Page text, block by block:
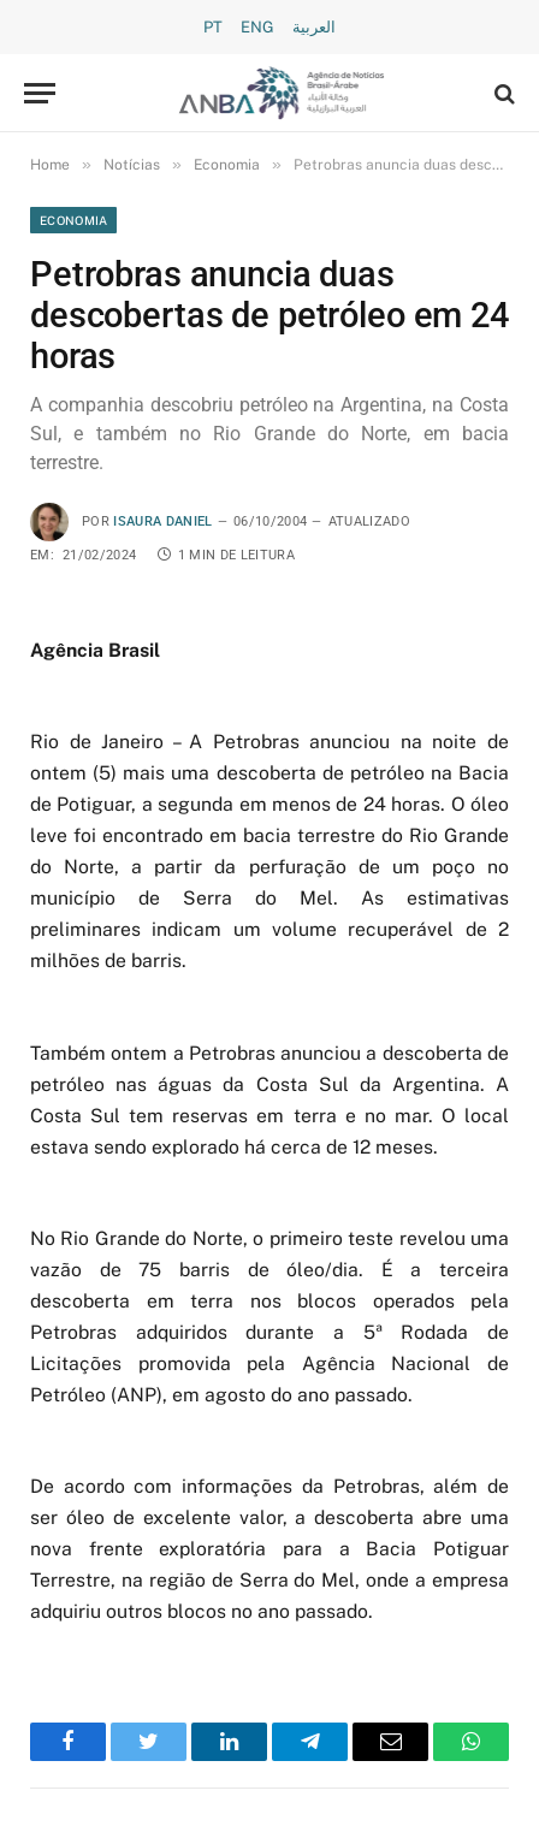
PT ENG العربية
Home » Notícias » Economia » Petrobras anuncia duas descobertas de petróleo em 24 horas
ECONOMIA
Petrobras anuncia duas
descobertas de petróleo em 24
horas
A companhia descobriu petróleo na Argentina, na Costa
Sul, e também no Rio Grande do Norte, em bacia
terrestre.
POR ISAURA DANIEL 06/10/2004 ATUALIZADO
EM: 21/02/2024 1 MIN DE LEITURA
Agência Brasil
Rio de Janeiro – A Petrobras anunciou na noite de
ontem (5) mais uma descoberta de petróleo na Bacia
de Potiguar, a segunda em menos de 24 horas. O óleo
leve foi encontrado em bacia terrestre do Rio Grande
do Norte, a partir da perfuração de um poço no
município de Serra do Mel. As estimativas
preliminares indicam um volume recuperável de 2
milhões de barris.
Também ontem a Petrobras anunciou a descoberta de
petróleo nas águas da Costa Sul da Argentina. A
Costa Sul tem reservas em terra e no mar. O local
estava sendo explorado há cerca de 12 meses.
No Rio Grande do Norte, o primeiro teste revelou uma
vazão de 75 barris de óleo/dia. É a terceira
descoberta em terra nos blocos operados pela
Petrobras adquiridos durante a 5ª Rodada de
Licitações promovida pela Agência Nacional de
Petróleo (ANP), em agosto do ano passado.
De acordo com informações da Petrobras, além de
ser óleo de excelente valor, a descoberta abre uma
nova frente exploratória para a Bacia Potiguar
Terrestre, na região de Serra do Mel, onde a empresa
adquiriu outros blocos no ano passado.
FacebookTwitter LinkedInTelegramEmail